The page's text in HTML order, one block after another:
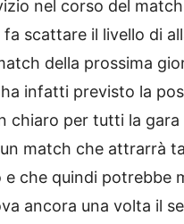
nel corso del
fa scattare il livello di
della prossima
infatti previsto la
chiaro per tutti la
match che attrarrà
e che quindi potrebbe
ancora una volta il